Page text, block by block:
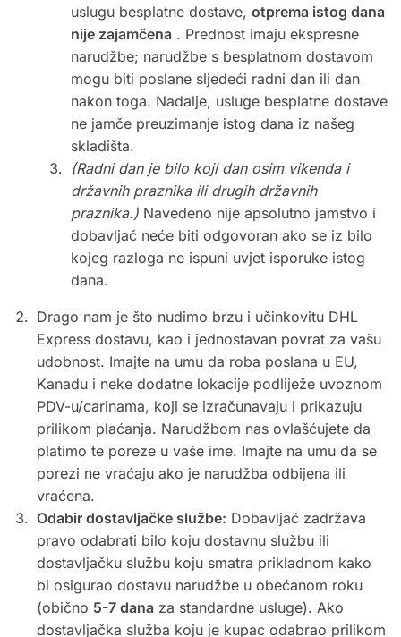
uslugu besplatne dostave, otprema istog dana
nije zajamčena . Prednost imaju ekspresne
narudžbe; narudžbe s besplatnom dostavom
mogu biti poslane sljedeći radni dan ili dan
nakon toga. Nadalje, usluge besplatne dostave
ne jamče preuzimanje istog dana iz našeg
skladišta.
(Radni dan je bilo koji dan osim vikenda i
državnih praznika ili drugih državnih
praznika.) Navedeno nije apsolutno jamstvo i
dobavljač neće biti odgovoran ako se iz bilo
kojeg razloga ne ispuni uvjet isporuke istog
dana.
Drago nam je što nudimo brzu i učinkovitu DHL
Express dostavu, kao i jednostavan povrat za vašu
udobnost. Imajte na umu da roba poslana u EU,
Kanadu i neke dodatne lokacije podliježe uvoznom
PDV-u/carinama, koji se izračunavaju i prikazuju
prilikom plaćanja. Narudžbom nas ovlašćujete da
platimo te poreze u vaše ime. Imajte na umu da se
porezi ne vraćaju ako je narudžba odbijena ili
vraćena.
Odabir dostavljačke službe: Dobavljač zadržava
pravo odabrati bilo koju dostavnu službu ili
dostavljačku službu koju smatra prikladnom kako
bi osigurao dostavu narudžbe u obećanom roku
(obično 5-7 dana za standardne usluge). Ako
dostavljačka služba koju je kupac odabrao prilikom